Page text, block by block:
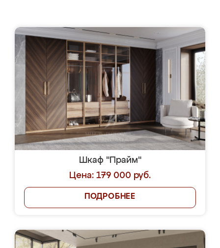
Шкаф "Прайм"
Цена: 179 000 руб.
ПОДРОБНЕЕ